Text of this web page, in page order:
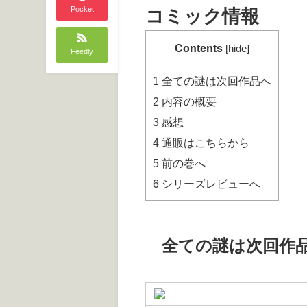
Pocket
Feedly
コミック情報
Contents hide
1 全ての謎は次回作品へ
2 内容の概要
3 感想
4 通販はこちらから
5 前の巻へ
6 シリーズレビューへ
全ての謎は次回作